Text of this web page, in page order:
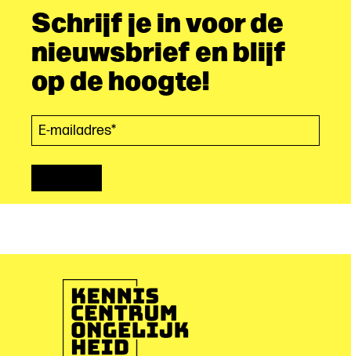
Schrijf je in voor de
nieuwsbrief en blijf
op de hoogte!